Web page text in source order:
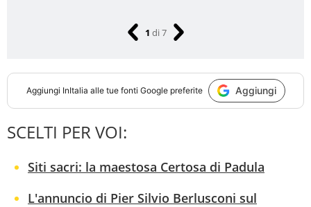
1 di7
Aggiungi InItalia alle tue fonti Google preferite Aggiungi
SCELTI PER VOI:
Siti sacri: la maestosa Certosa di Padula
L'annuncio di Pier Silvio Berlusconi sul